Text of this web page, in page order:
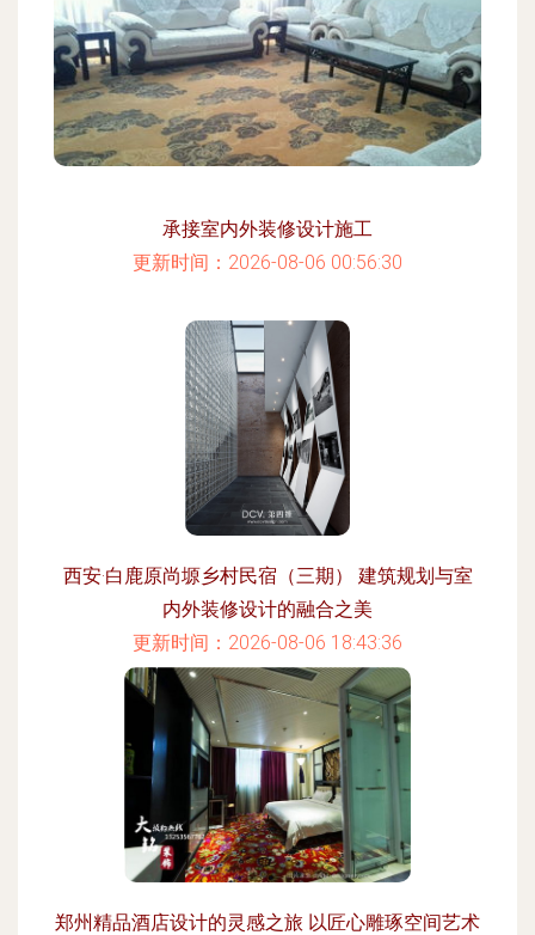
承接室内外装修设计施工
更新时间：2026-08-06 00:56:30
西安·白鹿原尚塬乡村民宿（三期） 建筑规划与室
内外装修设计的融合之美
更新时间：2026-08-06 18:43:36
郑州精品酒店设计的灵感之旅 以匠心雕琢空间艺术